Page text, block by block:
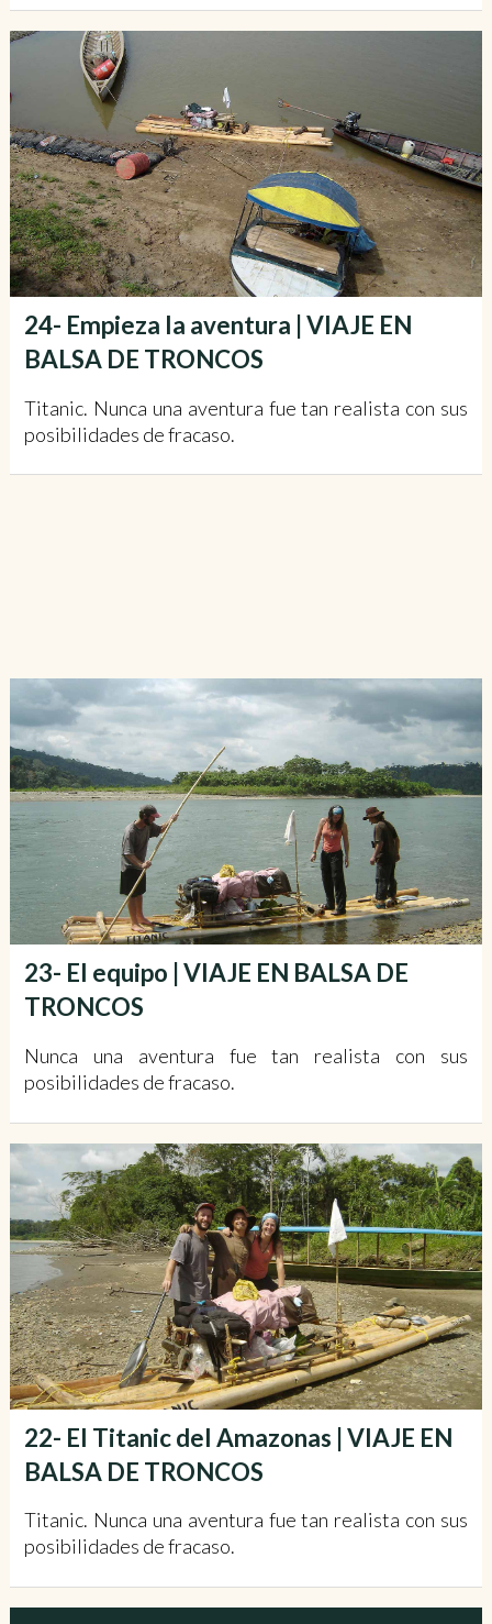
24- Empieza la aventura | VIAJE EN
BALSA DE TRONCOS
Titanic. Nunca una aventura fue tan realista con sus
posibilidades de fracaso.
23- El equipo | VIAJE EN BALSA DE
TRONCOS
Nunca una aventura fue tan realista con sus
posibilidades de fracaso.
22- El Titanic del Amazonas | VIAJE EN
BALSA DE TRONCOS
Titanic. Nunca una aventura fue tan realista con sus
posibilidades de fracaso.